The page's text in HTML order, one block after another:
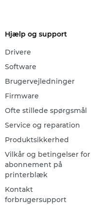
Hjælp og support
Drivere
Software
Brugervejledninger
Firmware
Ofte stillede spørgsmål
Service og reparation
Produktsikkerhed
Vilkår og betingelser for
abonnement på
printerblæk
Kontakt
forbrugersupport